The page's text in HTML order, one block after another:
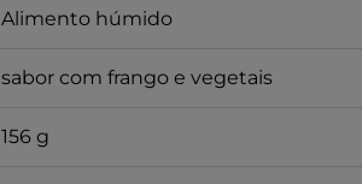
Alimento húmido
sabor com frango e vegetais
156 g